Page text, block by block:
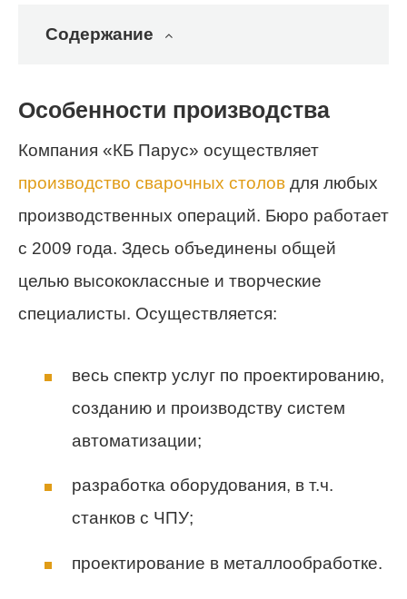
Содержание
Особенности производства
Компания «КБ Парус» осуществляет
производство сварочных столов для любых
производственных операций. Бюро работает
с 2009 года. Здесь объединены общей
целью высококлассные и творческие
специалисты. Осуществляется:
весь спектр услуг по проектированию,
созданию и производству систем
автоматизации;
разработка оборудования, в т.ч.
станков с ЧПУ;
проектирование в металлообработке.